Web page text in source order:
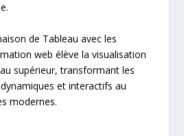
de Tableau avec les
web élève la visualisation
supérieur, transformant les
et interactifs au
modernes.